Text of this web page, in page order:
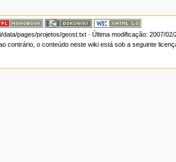
data/pages/projetos/geost.txt· Última modificação: 2007/
contrário, o conteúdo neste wiki está sob a seguinte